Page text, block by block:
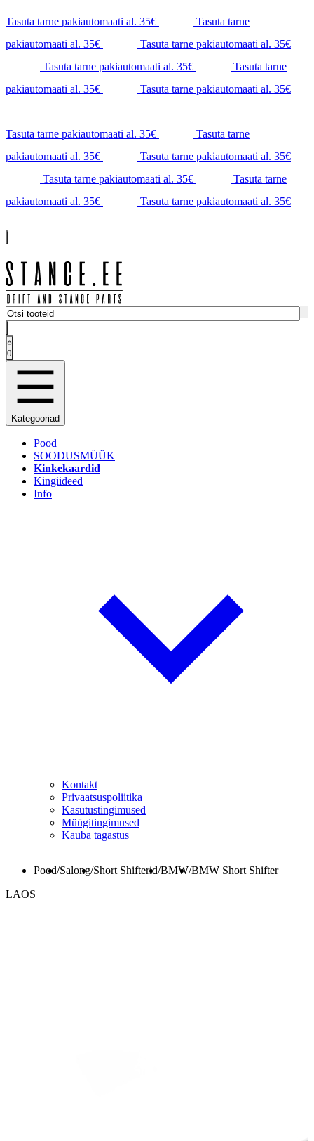
Tasuta tarne pakiautomaati al. 35€
Tasuta tarne
pakiautomaati al. 35€
Tasuta tarne pakiautomaati al. 35€
Tasuta tarne pakiautomaati al. 35€
Tasuta tarne
pakiautomaati al. 35€
Tasuta tarne pakiautomaati al. 35€
Tasuta tarne pakiautomaati al. 35€
Tasuta tarne
pakiautomaati al. 35€
Tasuta tarne pakiautomaati al. 35€
Tasuta tarne pakiautomaati al. 35€
Tasuta tarne
pakiautomaati al. 35€
Tasuta tarne pakiautomaati al. 35€
0
Kategooriad
Pood
SOODUSMÜÜK
Kinkekaardid
Kingiideed
Info
Kontakt
Privaatsuspoliitika
Kasutustingimused
Müügitingimused
Kauba tagastus
Pood/Salong/Short Shifterid/BMW/BMW Short Shifter
LAOS